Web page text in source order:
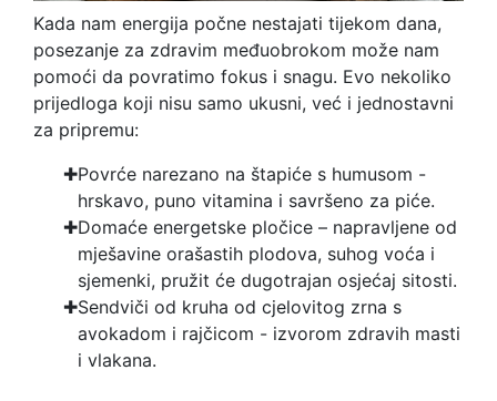
Kada nam energija počne nestajati tijekom dana,
posezanje za zdravim međuobrokom može nam
pomoći da povratimo fokus i snagu. Evo nekoliko
prijedloga koji nisu samo ukusni, već i jednostavni
za pripremu:
Povrće narezano na štapiće s humusom -
hrskavo, puno vitamina i savršeno za piće.
Domaće energetske pločice – napravljene od
mješavine orašastih plodova, suhog voća i
sjemenki, pružit će dugotrajan osjećaj sitosti.
Sendviči od kruha od cjelovitog zrna s
avokadom i rajčicom - izvorom zdravih masti
i vlakana.